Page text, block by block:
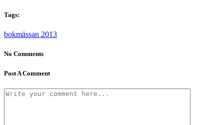
Tags:
bokmässan 2013
No Comments
Post A Comment